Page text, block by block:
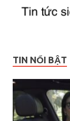
TIN NỔI BẬT